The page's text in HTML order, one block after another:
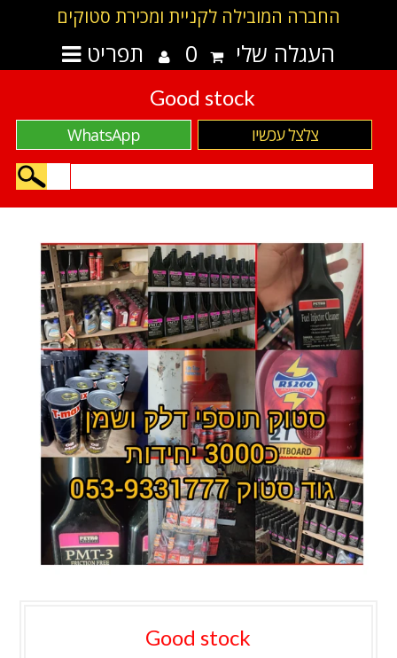
החברה המובילה לקניית ומכירת סטוקים
תפריט העגלה שלי 0
Good stock
WhatsApp צלצל עכשיו
Good stock